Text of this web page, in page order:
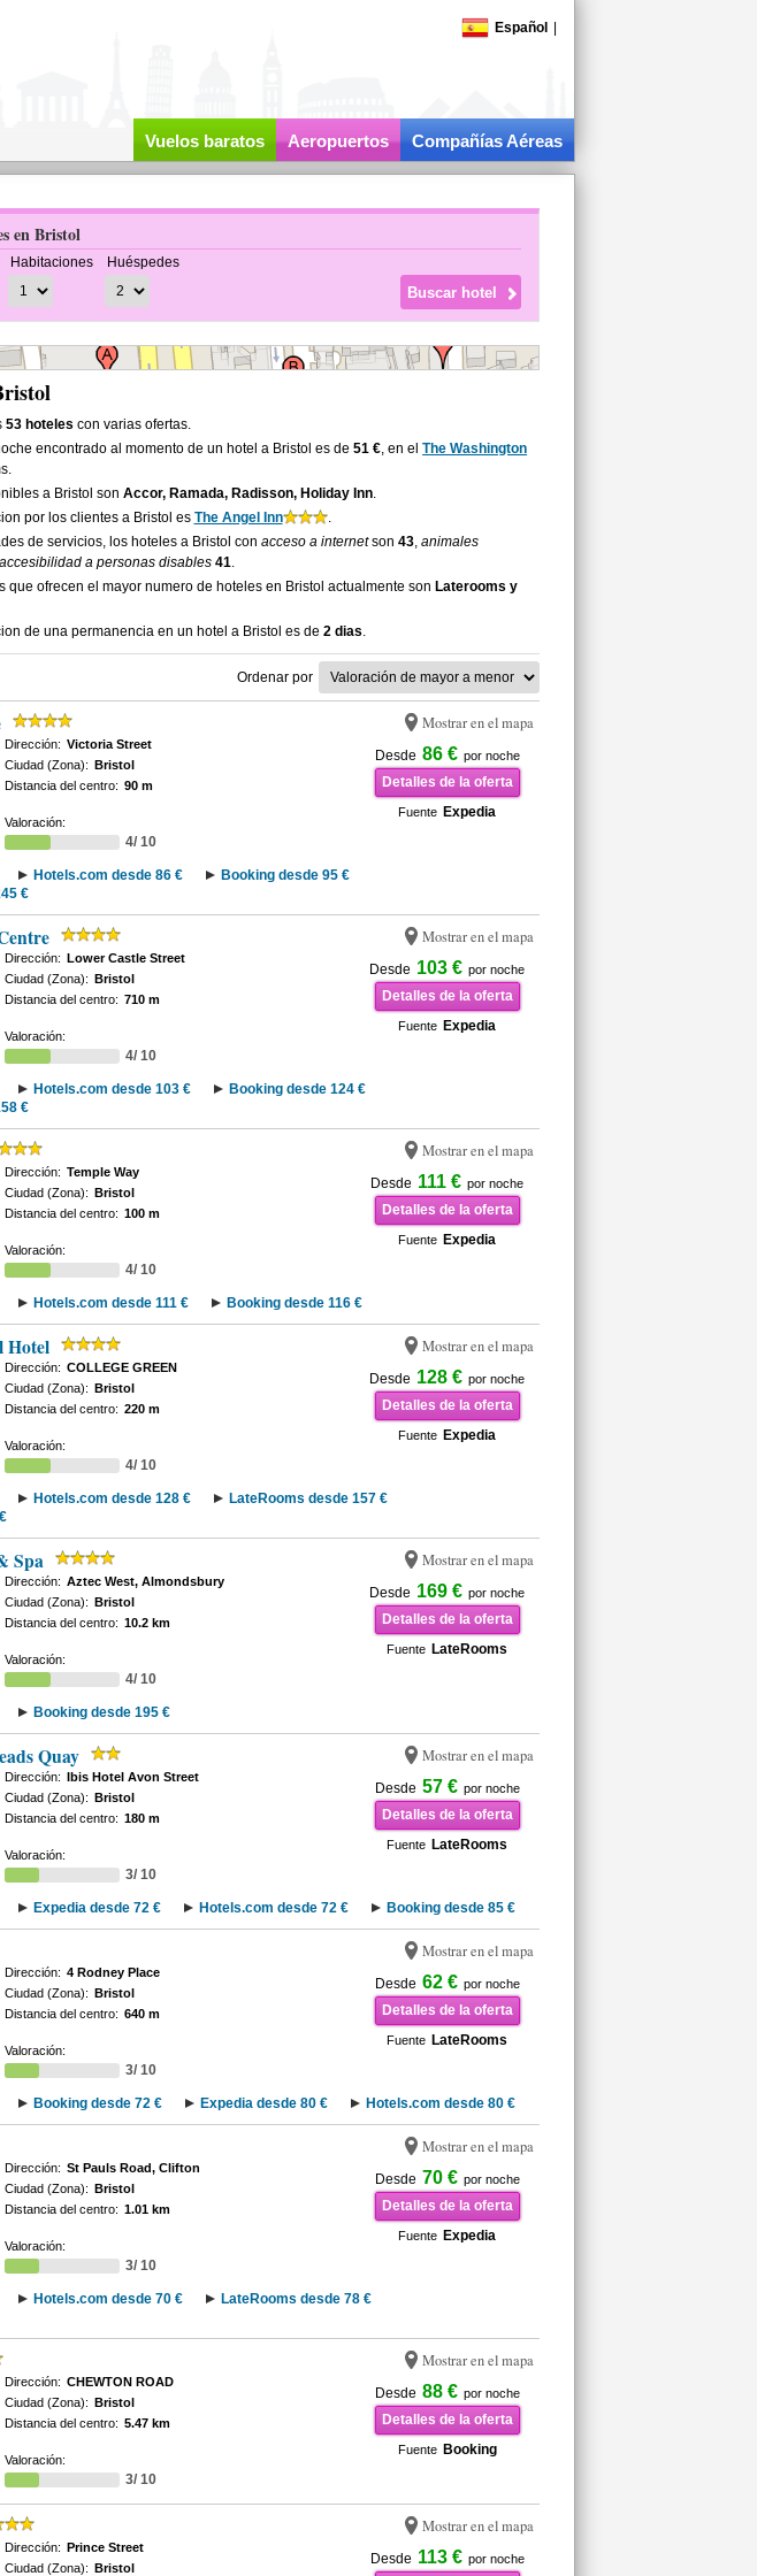
Español
Vuelos baratos Aeropuertos Compañías Aéreas
en Bristol
Habitaciones Huéspedes
53 hoteles con varias ofertas.
encontrado al momento de un hotel a Bristol es de51 €, en elThe Washington
a Bristol son Accor, Ramada, Radisson, Holiday Inn.
por los clientes a Bristol es The Angel Inn
.
de servicios, los hoteles a Bristol con acceso a internetson 43, animales
accesibilidad a personas disables 41.
que ofrecen el mayor numero de hoteles en Bristol actualmente son Laterooms y
de una permanencia en un hotel a Bristol es de 2 dias.
Ordenar por
Mostrar en el mapa
Desde 86 € por noche
Detalles de la oferta
Fuente Expedia
Dirección: Victoria Street
Ciudad (Zona): Bristol
Distancia del centro: 90 m
Valoración:
4/ 10
Hotels.com desde 86 €
Booking desde 95 €
€
Mostrar en el mapa
Desde 103 € por noche
Detalles de la oferta
Fuente Expedia
Dirección: Lower Castle Street
Ciudad (Zona): Bristol
Distancia del centro: 710 m
Valoración:
4/ 10
Hotels.com desde 103 €
Booking desde 124 €
€
Mostrar en el mapa
Desde 111 € por noche
Detalles de la oferta
Fuente Expedia
Dirección: Temple Way
Ciudad (Zona): Bristol
Distancia del centro: 100 m
Valoración:
4/ 10
Hotels.com desde 111 € Booking desde 116 €
Hotel Mostrar en el mapa
Desde 128 € por noche
Detalles de la oferta
Fuente Expedia
Dirección: COLLEGE GREEN
Ciudad (Zona): Bristol
Distancia del centro: 220 m
Valoración:
4/ 10
Hotels.com desde 128 €
LateRooms desde 157 €
Spa Mostrar en el mapa
Desde 169 € por noche
Detalles de la oferta
Fuente LateRooms
Dirección: Aztec West, Almondsbury
Ciudad (Zona): Bristol
Distancia del centro: 10.2 km
Valoración:
4/ 10
Booking desde 195 €
Quay Mostrar en el mapa
Desde 57 € por noche
Detalles de la oferta
Fuente LateRooms
Dirección: Ibis Hotel Avon Street
Ciudad (Zona): Bristol
Distancia del centro: 180 m
Valoración:
3/ 10
Expedia desde 72 € Hotels.com desde 72 € Booking desde 85 €
Mostrar en el mapa
Desde 62 € por noche
Detalles de la oferta
Fuente LateRooms
Dirección: 4 Rodney Place
Ciudad (Zona): Bristol
Distancia del centro: 640 m
Valoración:
3/ 10
Booking desde 72 € Expedia desde 80 € Hotels.com desde 80 €
Mostrar en el mapa
Desde 70 € por noche
Detalles de la oferta
Fuente Expedia
Dirección: St Pauls Road, Clifton
Ciudad (Zona): Bristol
Distancia del centro: 1.01 km
Valoración:
3/ 10
Hotels.com desde 70 €
LateRooms desde 78 €
Mostrar en el mapa
Desde 88 € por noche
Detalles de la oferta
Fuente Booking
Dirección: CHEWTON ROAD
Ciudad (Zona): Bristol
Distancia del centro: 5.47 km
Valoración:
3/ 10
Mostrar en el mapa
Desde 113 € por noche
Dirección: Prince Street
Ciudad (Zona): Bristol